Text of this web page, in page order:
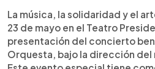
► Escuchar artículo
La música, la solidaridad y el
23 de mayo en el Teatro
presentación del concierto
Orquesta, bajo la dirección del